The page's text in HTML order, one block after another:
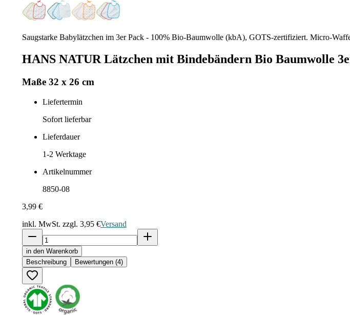
Saugstarke Babylätzchen im 3er Pack - 100% Bio-Baumwolle (kbA), GOTS-zertifiziert. Micro-
HANS NATUR Lätzchen mit Bindebändern Bio Baumwolle
Maße 32 x 26 cm
Liefertermin
Sofort lieferbar
Lieferdauer
1-2 Werktage
Artikelnummer
8850-08
3,99 €
inkl. MwSt. zzgl. 3,95 €Versand
in den Warenkorb
Beschreibung
Bewertungen (4)